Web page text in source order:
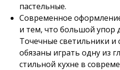
пастельные.
Современное
и тем, что большой упор
Точечные светильники
обязаны играть одну из
стильной кухне в